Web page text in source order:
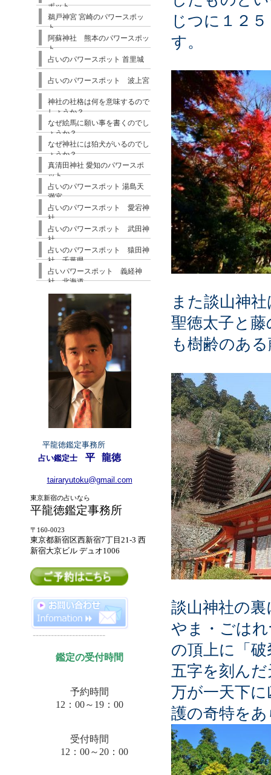
じつに１２
す。
また談山神
聖徳太子と
も樹齢のあ
談山神社の
やま・ごは
の頂上に「
五字を刻ん
万が一天下
護の奇特を
ポット
鵜戸神宮 宮崎のパワースポッ
ト
阿蘇神社 熊本のパワースポッ
ト
占いのパワースポット 首里城
占いのパワースポット 波上宮
神社の社格は何を意味するので
しょうか？
なぜ絵馬に願い事を書くのでし
ょうか？
なぜ神社には狛犬がいるのでし
ょうか？
真清田神社 愛知のパワースポ
ット
占いのパワースポット 湯島天
満宮
占いのパワースポット 愛宕神
社
占いのパワースポット 武田神
社
占いのパワースポット 猿田神
社 千葉県
占いパワースポット 義経神
社 北海道
平龍徳鑑定事務所
占い鑑定士 平 龍徳
tairaryutoku@gmail.com
東京新宿の占いなら
平龍徳鑑定事務所
〒160-0023
東京都新宿区西新宿7丁目21-3 西
新宿大京ビル デュオ1006
------------------------
鑑定の受付時間
予約時間
12：00～19：00
受付時間
12：00～20：00